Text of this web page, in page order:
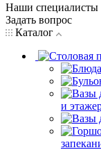
Наши специалисты
Задать вопрос
Каталог
и